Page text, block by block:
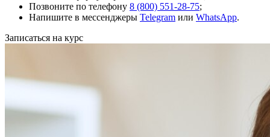
Позвоните по телефону 8 (800) 551-28-75;
Напишите в мессенджеры Telegram или WhatsApp.
Записаться на курс